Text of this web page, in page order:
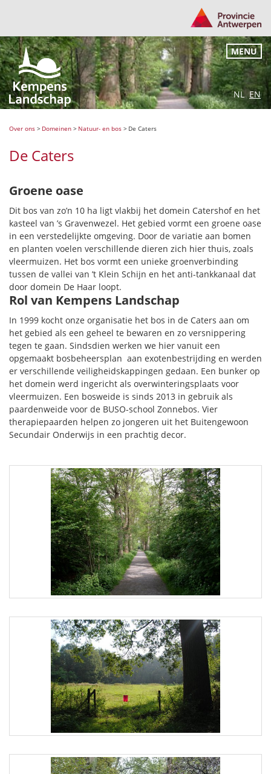
NL EN
MENU
Over ons > Domeinen > Natuur- en bos > De Caters
De Caters
Groene oase
Dit bos van zo’n 10 ha ligt vlakbij het domein Catershof en het
kasteel van ’s Gravenwezel. Het gebied vormt een groene oase
in een verstedelijkte omgeving. Door de variatie aan bomen
en planten voelen verschillende dieren zich hier thuis, zoals
vleermuizen. Het bos vormt een unieke groenverbinding
tussen de vallei van ’t Klein Schijn en het anti-tankkanaal dat
door domein De Haar loopt.
Rol van Kempens Landschap
In 1999 kocht onze organisatie het bos in de Caters aan om
het gebied als een geheel te bewaren en zo versnippering
tegen te gaan. Sindsdien werken we hier vanuit een
opgemaakt bosbeheersplan aan exotenbestrijding en werden
er verschillende veiligheidskappingen gedaan. Een bunker op
het domein werd ingericht als overwinteringsplaats voor
vleermuizen. Een bosweide is sinds 2013 in gebruik als
paardenweide voor de BUSO-school Zonnebos. Vier
therapiepaarden helpen zo jongeren uit het Buitengewoon
Secundair Onderwijs in een prachtig decor.